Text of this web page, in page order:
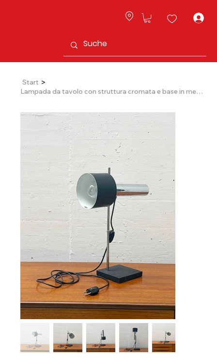
Start >
Lampada da tavolo con struttura cromata e base in metallo fuso - anni '70